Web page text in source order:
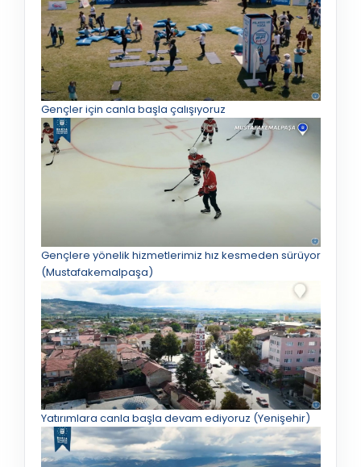
Gençler için canla başla çalışıyoruz
Gençlere yönelik hizmetlerimiz hız kesmeden sürüyor
(Mustafakemalpaşa)
Yatırımlara canla başla devam ediyoruz (Yenişehir)